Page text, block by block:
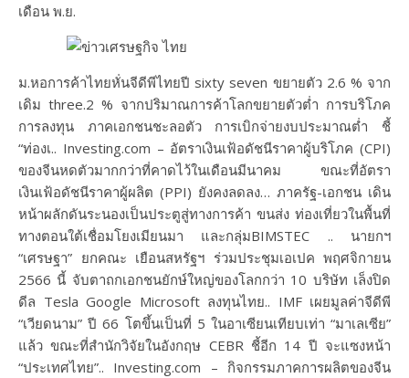
เดือน พ.ย.
ม.หอการค้าไทยหั่นจีดีพีไทยปี sixty seven ขยายตัว 2.6 % จาก
เดิม three.2 % จากปริมาณการค้าโลกขยายตัวต่ำ การบริโภค
การลงทุน ภาคเอกชนชะลอตัว การเบิกจ่ายงบประมาณต่ำ ชี้
“ท่องเ.. Investing.com – อัตราเงินเฟ้อดัชนีราคาผู้บริโภค (CPI)
ของจีนหดตัวมากกว่าที่คาดไว้ในเดือนมีนาคม ขณะที่อัตรา
เงินเฟ้อดัชนีราคาผู้ผลิต (PPI) ยังคงลดลง… ภาครัฐ-เอกชน เดิน
หน้าผลักดันระนองเป็นประตูสู่ทางการค้า ขนส่ง ท่องเที่ยวในพื้นที่
ทางตอนใต้เชื่อมโยงเมียนมา และกลุ่มBIMSTEC .. นายกฯ
“เศรษฐา” ยกคณะ เยือนสหรัฐฯ ร่วมประชุมเอเปค พฤศจิกายน
2566 นี้ จับตาถกเอกชนยักษ์ใหญ่ของโลกกว่า 10 บริษัท เล็งปิด
ดีล Tesla Google Microsoft ลงทุนไทย.. IMF เผยมูลค่าจีดีพี
“เวียดนาม” ปี 66 โตขึ้นเป็นที่ 5 ในอาเซียนเทียบเท่า “มาเลเซีย”
แล้ว ขณะที่สำนักวิจัยในอังกฤษ CEBR ชี้อีก 14 ปี จะแซงหน้า
“ประเทศไทย”.. Investing.com – กิจกรรมภาคการผลิตของจีน